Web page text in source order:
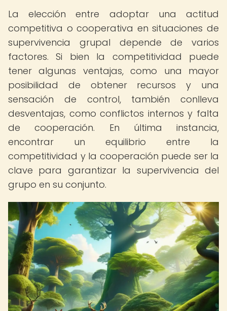
La elección entre adoptar una actitud
competitiva o cooperativa en situaciones de
supervivencia grupal depende de varios
factores. Si bien la competitividad puede
tener algunas ventajas, como una mayor
posibilidad de obtener recursos y una
sensación de control, también conlleva
desventajas, como conflictos internos y falta
de cooperación. En última instancia,
encontrar un equilibrio entre la
competitividad y la cooperación puede ser la
clave para garantizar la supervivencia del
grupo en su conjunto.